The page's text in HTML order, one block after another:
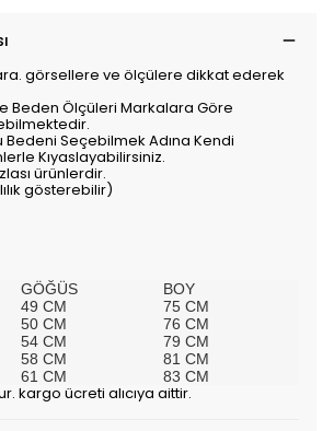
görsellere ve ölçülere dikkat ederek
Beden Ölçüleri Markalara Göre
Bedeni Seçebilmek Adına Kendi
Kıyaslayabilirsiniz.
ürünlerdir.
gösterebilir)
GÖĞÜS
BOY
49 CM
75 CM
50 CM
76 CM
54 CM
79 CM
58 CM
81 CM
61 CM 83 CM
kargo ücreti alıcıya aittir.